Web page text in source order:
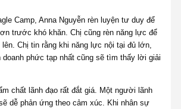
Camp, Anna Nguyễn rèn luyện tư duy để
trước khó khăn. Chị cũng rèn năng lực để
Chị tin rằng khi năng lực nội tại đủ lớn,
doanh phức tạp nhất cũng sẽ tìm thấy lời giải
chất lãnh đạo rất đắt giá. Một người lãnh
dễ phản ứng theo cảm xúc. Khi nhân sự